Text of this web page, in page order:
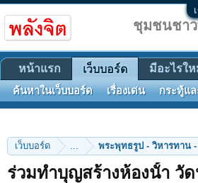
เว็บบอร์ด ... พระพุทธรูป - วิหารทาน -
ร่วมทําบุญสร้างห้องนั้า วั
ชุมชนชา
หน้าแรก เว็บบอร์ด
ค้นหาในเว็บบอร์ด เรื่องเด่น กระทู้แ
มีอะไรใ